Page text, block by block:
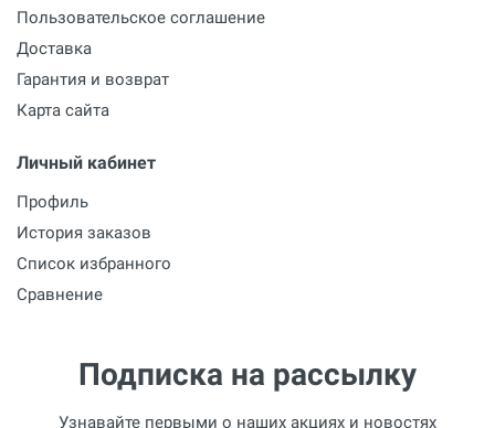
Пользовательское соглашение
Доставка
Гарантия и возврат
Карта сайта
Личный кабинет
Профиль
История заказов
Список избранного
Сравнение
Подписка на рассылку
Узнавайте первыми о наших акциях и новостях